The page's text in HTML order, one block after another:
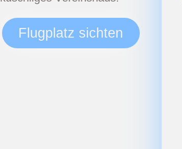
Flugplatz sichten